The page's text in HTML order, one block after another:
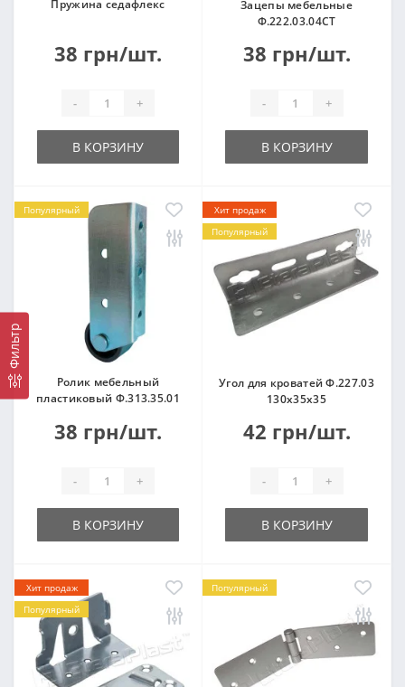
Фильтр
Пружина седафлекс
38 грн/шт.
- +
В КОРЗИНУ
Зацепы мебельные
Ф.222.03.04СТ
38 грн/шт.
- +
В КОРЗИНУ
Популярный
Ролик мебельный
пластиковый Ф.313.35.01
38 грн/шт.
- +
В КОРЗИНУ
Хит продаж
Популярный
Угол для кроватей Ф.227.03
130х35х35
42 грн/шт.
- +
В КОРЗИНУ
Хит продаж
Популярный
Популярный